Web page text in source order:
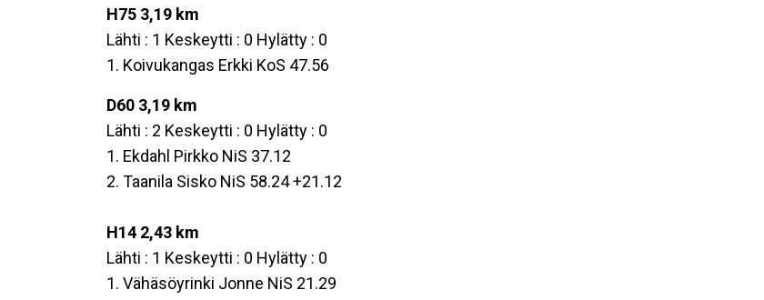
H75 3,19 km
Lähti : 1 Keskeytti : 0 Hylätty : 0
1. Koivukangas Erkki KoS 47.56
D60 3,19 km
Lähti : 2 Keskeytti : 0 Hylätty : 0
1. Ekdahl Pirkko NiS 37.12
2. Taanila Sisko NiS 58.24 +21.12
H14 2,43 km
Lähti : 1 Keskeytti : 0 Hylätty : 0
1. Vähäsöyrinki Jonne NiS 21.29